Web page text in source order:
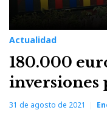
Actualidad
180.000
inversiones
31 de agosto de 2021